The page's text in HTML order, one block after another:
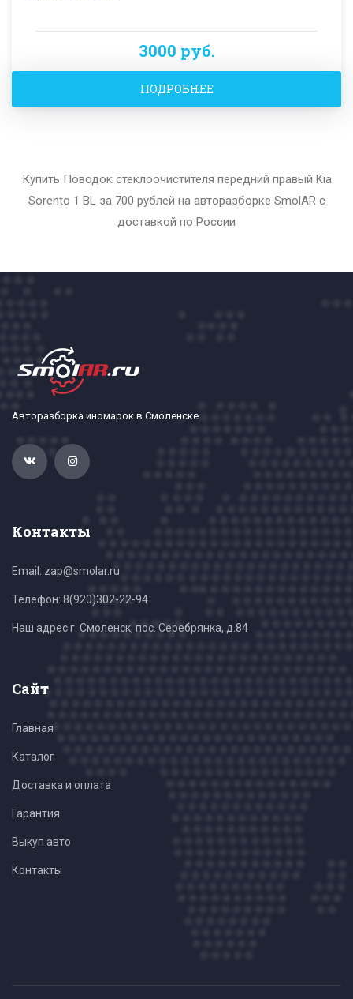
3000 руб.
ПОДРОБНЕЕ
Купить Поводок стеклоочистителя передний правый Kia
Sorento 1 BL за 700 рублей на авторазборке SmolAR с
доставкой по России
Авторазборка иномарок в Смоленске
Контакты
Email: zap@smolar.ru
Телефон: 8(920)302-22-94
Наш адрес г. Смоленск, пос. Серебрянка, д.84
Сайт
Главная
Каталог
Доставка и оплата
Гарантия
Выкуп авто
Контакты